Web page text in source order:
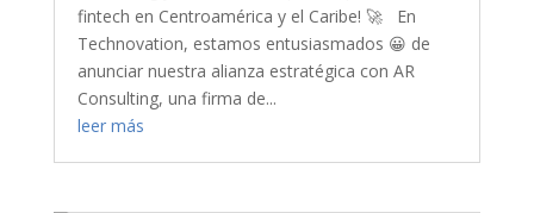
fintech en Centroamérica y el Caribe! 🚀 En
Technovation, estamos entusiasmados 😀 de
anunciar nuestra alianza estratégica con AR
Consulting, una firma de...
leer más